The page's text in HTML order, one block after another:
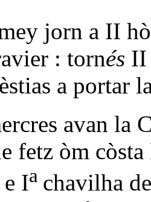
jorn a II
: tornés II
a portar
avan la
fetz òm
e Ia chavilha